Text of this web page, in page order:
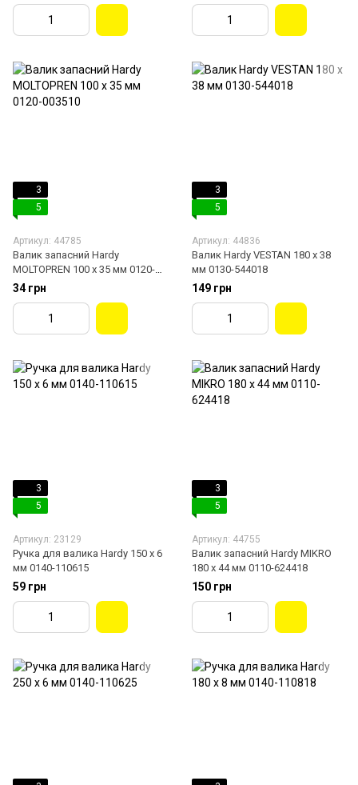
3
5
Артикул: 44785
Валик запасний Hardy
MOLTOPREN 100 х 35 мм 0120-
003510
34 грн
3
5
Артикул: 44836
Валик Hardy VESTAN 180 х 38
мм 0130-544018
149 грн
3
5
Артикул: 23129
Ручка для валика Hardy 150 х 6
мм 0140-110615
59 грн
3
5
Артикул: 44755
Валик запасний Hardy MIKRO
180 х 44 мм 0110-624418
150 грн